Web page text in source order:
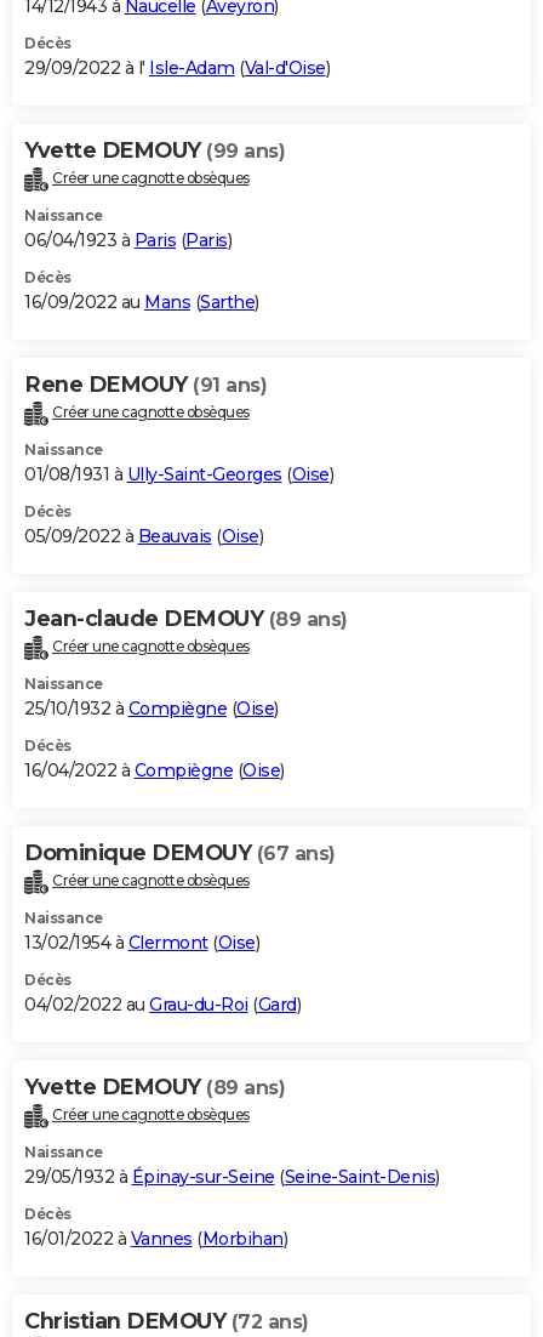
14/12/1943 à Naucelle (Aveyron)
Décès
29/09/2022 à l' Isle-Adam (Val-d'Oise)
Yvette DEMOUY (99 ans)
Créer une cagnotte obsèques
Naissance
06/04/1923 à Paris (Paris)
Décès
16/09/2022 au Mans (Sarthe)
Rene DEMOUY (91 ans)
Créer une cagnotte obsèques
Naissance
01/08/1931 à Ully-Saint-Georges (Oise)
Décès
05/09/2022 à Beauvais (Oise)
Jean-claude DEMOUY (89 ans)
Créer une cagnotte obsèques
Naissance
25/10/1932 à Compiègne (Oise)
Décès
16/04/2022 à Compiègne (Oise)
Dominique DEMOUY (67 ans)
Créer une cagnotte obsèques
Naissance
13/02/1954 à Clermont(Oise)
Décès
04/02/2022 au Grau-du-Roi (Gard)
Yvette DEMOUY (89 ans)
Créer une cagnotte obsèques
Naissance
29/05/1932 à Épinay-sur-Seine (Seine-Saint-Denis)
Décès
16/01/2022 à Vannes (Morbihan)
Christian DEMOUY (72 ans)